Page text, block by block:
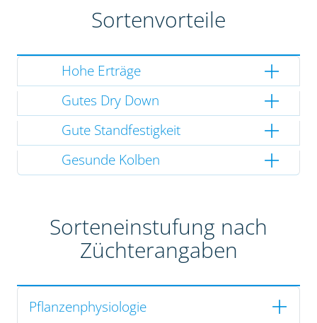
Sortenvorteile
Hohe Erträge
Gutes Dry Down
Gute Standfestigkeit
Gesunde Kolben
Sorteneinstufung nach
Züchterangaben
Pflanzenphysiologie